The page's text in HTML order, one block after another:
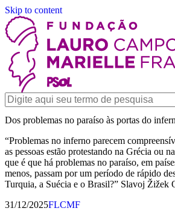
Skip to content
Dos problemas no paraíso às portas do
“Problemas no inferno parecem
as pessoas estão protestando na Grécia ou
que é que há problemas no paraíso, em
menos, passam por um período de rápido
Turquia, a Suécia e o Brasil?” Slavoj
31/12/2025FLCMF